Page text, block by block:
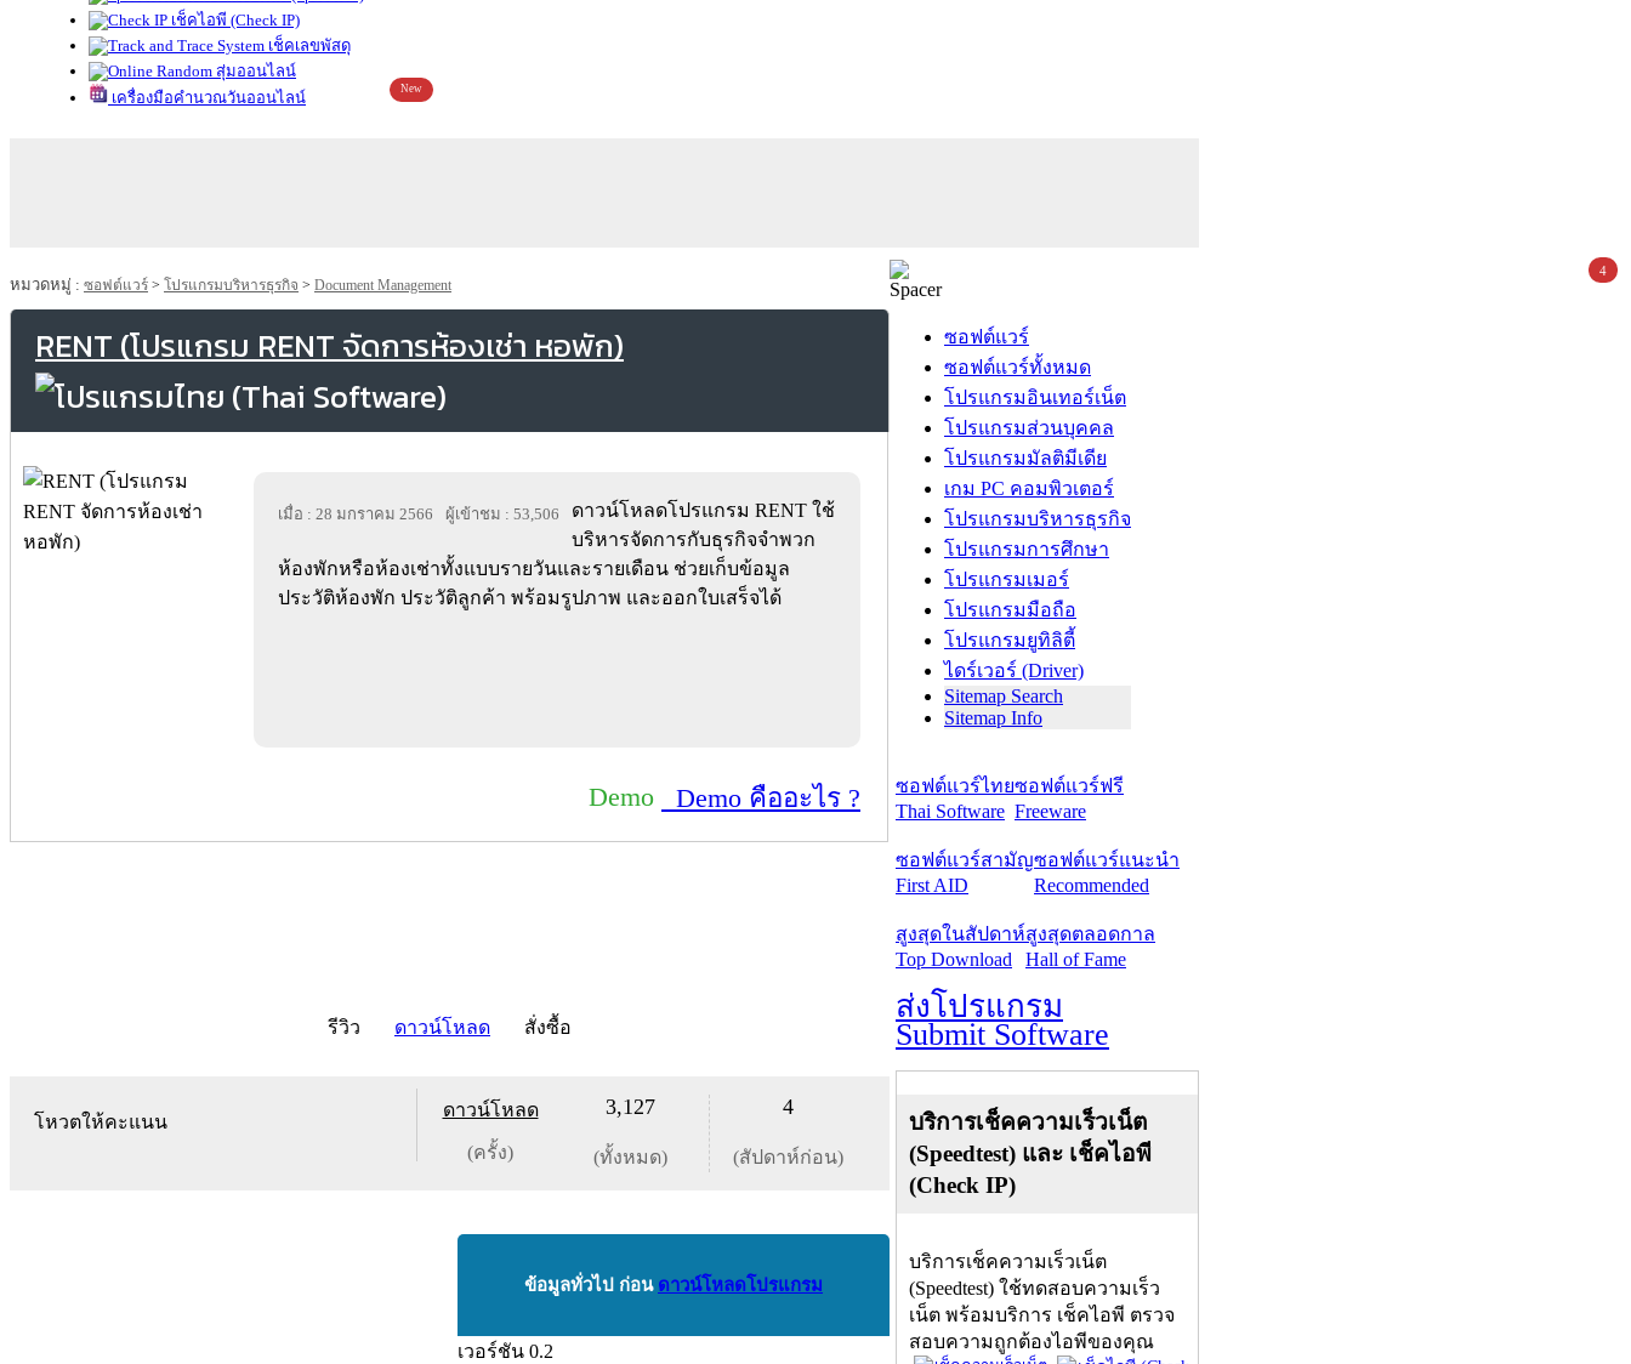
เช็คไอพี (Check IP)
เช็คเลขพัสดุ
สุ่มออนไลน์
เครื่องมือคำนวณวันออนไลน์
New
หมวดหมู่ : ซอฟต์แวร์ > โปรแกรมบริหารธุรกิจ > Document Management
RENT (โปรแกรม RENT จัดการห้องเช่า หอพัก)
เมื่อ : 28 มกราคม 2566 ผู้เข้าชม : 53,506
ดาวน์โหลดโปรแกรม RENT ใช้
บริหารจัดการกับธุรกิจจำพวก
ห้องพักหรือห้องเช่าทั้งแบบรายวันและรายเดือน ช่วยเก็บข้อมูล
ประวัติห้องพัก ประวัติลูกค้า พร้อมรูปภาพ และออกใบเสร็จได้
Demo Demo คืออะไร ?
รีวิว ดาวน์โหลด สั่งซื้อ
โหวตให้คะแนน
ดาวน์โหลด
(ครั้ง)
3,127
(ทั้งหมด)
4
(สัปดาห์ก่อน)
ข้อมูลทั่วไป ก่อน ดาวน์โหลดโปรแกรม
เวอร์ชัน 0.2
ซอฟต์แวร์
ซอฟต์แวร์ทั้งหมด
โปรแกรมอินเทอร์เน็ต
โปรแกรมส่วนบุคคล
โปรแกรมมัลติมีเดีย
เกม PC คอมพิวเตอร์
โปรแกรมบริหารธุรกิจ
โปรแกรมการศึกษา
โปรแกรมเมอร์
โปรแกรมมือถือ
โปรแกรมยูทิลิตี้
ไดร์เวอร์ (Driver)
Sitemap Search
Sitemap Info
ซอฟต์แวร์ไทย
Thai Software
ซอฟต์แวร์ฟรี
Freeware
ซอฟต์แวร์สามัญ
First AID
ซอฟต์แวร์แนะนำ
Recommended
สูงสุดในสัปดาห์
Top Download
สูงสุดตลอดกาล
Hall of Fame
ส่งโปรแกรม
Submit Software
บริการเช็คความเร็วเน็ต
(Speedtest) และ เช็คไอพี
(Check IP)
บริการเช็คความเร็วเน็ต
(Speedtest) ใช้ทดสอบความเร็ว
เน็ต พร้อมบริการ เช็คไอพี ตรวจ
สอบความถูกต้องไอพีของคุณ
4